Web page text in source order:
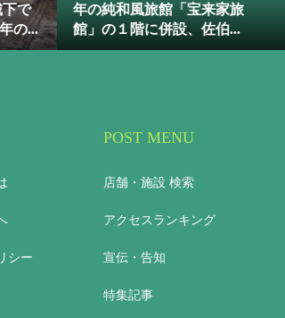
ーソナルトレーニングな
ボディケアに幅広く対...
産の地ダコ
キーな店長
シー
POST MENU
店舗・施設 検索
アクセスランキング
宣伝・告知
特集記事